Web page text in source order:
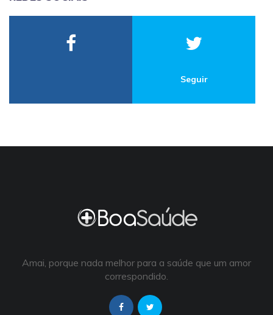
Seguir
Amai, porque nada melhor para a saúde que um amor
correspondido.